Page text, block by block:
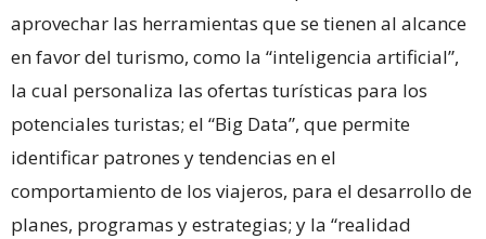
aprovechar las herramientas que se tienen al alcance
en favor del turismo, como la “inteligencia artificial”,
la cual personaliza las ofertas turísticas para los
potenciales turistas; el “Big Data”, que permite
identificar patrones y tendencias en el
comportamiento de los viajeros, para el desarrollo de
planes, programas y estrategias; y la “realidad